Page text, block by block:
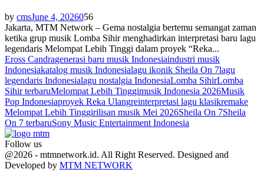
by cmsJune 4, 2026056
Jakarta, MTM Network – Gema nostalgia bertemu semangat zaman
ketika grup musik Lomba Sihir menghadirkan interpretasi baru lagu
legendaris Melompat Lebih Tinggi dalam proyek “Reka...
Eross Candragenerasi baru musik Indonesiaindustri musik
Indonesiakatalog musik Indonesialagu ikonik Sheila On 7lagu
legendaris Indonesialagu nostalgia IndonesiaLomba SihirLomba
Sihir terbaruMelompat Lebih Tinggimusik Indonesia 2026Musik
Pop Indonesiaproyek Reka Ulangreinterpretasi lagu klasikremake
Melompat Lebih Tinggirilisan musik Mei 2026Sheila On 7Sheila
On 7 terbaruSony Music Entertainment Indonesia
Follow us
Facebook
Twitter
Youtube
@2026 - mtmnetwork.id. All Right Reserved. Designed and
Developed by MTM NETWORK